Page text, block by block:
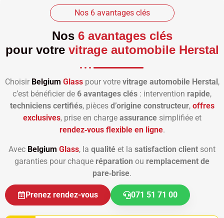
Nos 6 avantages clés
Nos 6 avantages clés
pour votre vitrage automobile Herstal
Choisir Belgium Glasspour votre vitrage automobile Herstal ,
c’est bénéficier de 6 avantages clés : intervention rapide,
techniciens certifiés, pièces d’origine constructeur, offres
exclusives, prise en charge assurancesimplifiée et
rendez‑vous flexible en ligne.
Avec Belgium Glass, la qualité et la satisfaction client sont
garanties pour chaque réparation ou remplacement de
pare‑brise.
Prenez rendez-vous 071 51 71 00